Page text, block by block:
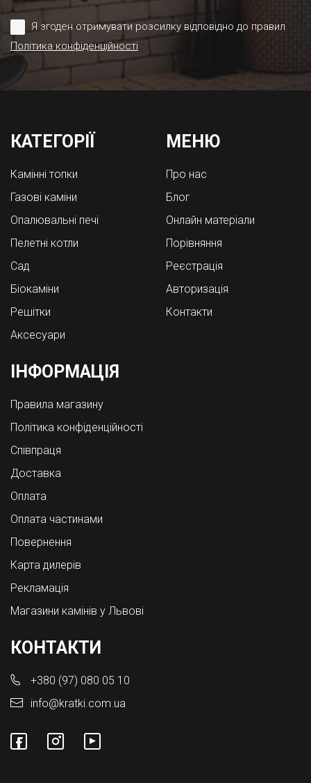
Я згоден отримувати розсилку відповідно до правил
Політика конфіденційності
КАТЕГОРІЇ
Камінні топки
Газові каміни
Опалювальні печі
Пелетні котли
Cад
Біокаміни
Решітки
Аксесуари
МЕНЮ
Про нас
Блог
Онлайн матеріали
Порівняння
Реєстрація
Авторизація
Контакти
ІНФОРМАЦІЯ
Правила магазину
Політика конфіденційності
Співпраця
Доставка
Оплата
Оплата частинами
Повернення
Карта дилерів
Рекламація
Магазини камінів у Львові
КОНТАКТИ
+380 (97) 080 05 10
info@kratki.com.ua